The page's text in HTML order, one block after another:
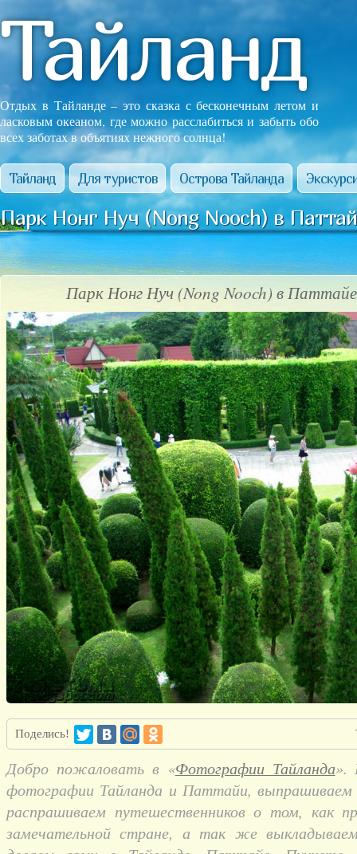
Тайланд
Отдых в Тайланде – это сказка с бесконечным летом и
ласковым океаном, где можно расслабиться и забыть обо
всех заботах в объятиях нежного солнца!
Тайланд Для туристов Острова Тайланда
Парк Нонг Нуч (Nong Nooch) в
Парк Нонг Нуч (Nong Nooch) в
Поделись!
Добро пожаловать в «Фотографии Тайланда».
фотографии Тайланда и Паттайи, выпрашиваем
распрашиваем путешественников о том, как
замечательной стране, а так же